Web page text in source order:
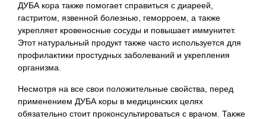
ДУБА кора также помогает справиться с диареей,
гастритом, язвенной болезнью, геморроем, а также
укрепляет кровеносные сосуды и повышает иммунитет.
Этот натуральный продукт также часто используется для
профилактики простудных заболеваний и укрепления
организма.
Несмотря на все свои положительные свойства, перед
применением ДУБА коры в медицинских целях
обязательно стоит проконсультироваться с врачом. Также